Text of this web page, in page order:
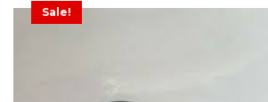
Sale!